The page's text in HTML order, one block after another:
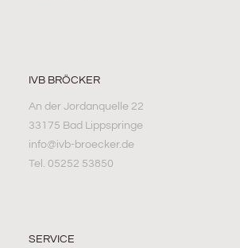
IVB BRÖCKER
An der Jordanquelle 22
33175 Bad Lippspringe
info@ivb-broecker.de
Tel. 05252 53850
SERVICE